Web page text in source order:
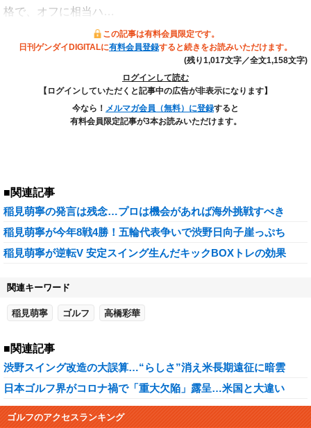
格で、オフに相当ハ…
この記事は有料会員限定です。
日刊ゲンダイDIGITALに有料会員登録すると続きをお読みいただけます。
(残り1,017文字／全文1,158文字)
ログインして読む
【ログインしていただくと記事中の広告が非表示になります】
今なら！ メルマガ会員（無料）に登録すると
有料会員限定記事が3本お読みいただけます。
■関連記事
稲見萌寧の発言は残念…プロは機会があれば海外挑戦すべき
稲見萌寧が今年8戦4勝！五輪代表争いで渋野日向子崖っぷち
稲見萌寧が逆転V 安定スイング生んだキックBOXトレの効果
関連キーワード
稲見萌寧 ゴルフ 高橋彩華
■関連記事
渋野スイング改造の大誤算…“らしさ”消え米長期遠征に暗雲
日本ゴルフ界がコロナ禍で「重大欠陥」露呈…米国と大違い
ゴルフのアクセスランキング